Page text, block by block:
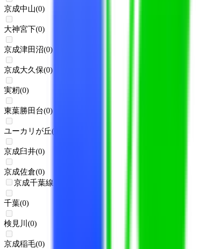
京成中山(0)
大神宮下(0)
京成津田沼(0)
京成大久保(0)
実籾(0)
東葉勝田台(0)
ユーカリが丘(
京成臼井(0)
京成佐倉(0)
京成千葉線
千葉(0)
検見川 (0)
京成稲毛(0)